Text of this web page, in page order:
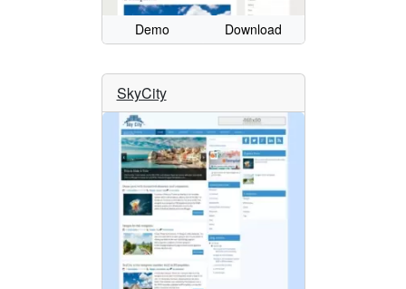
Demo Download
SkyCity